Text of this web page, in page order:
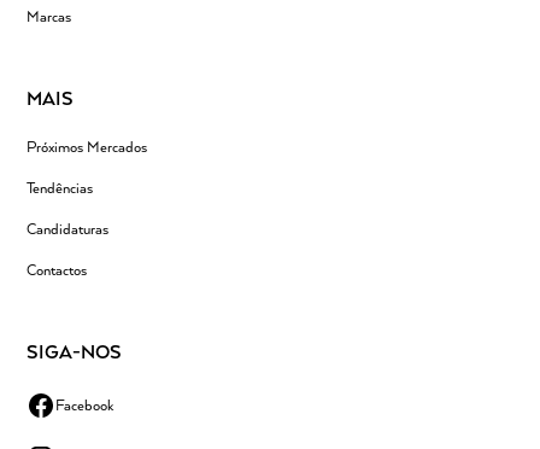
Marcas
MAIS
Próximos Mercados
Tendências
Candidaturas
Contactos
SIGA-NOS
Facebook